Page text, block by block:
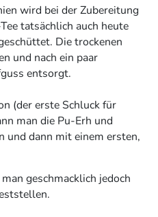
wird bei der Zubereitung
tatsächlich auch heute
Die trockenen
und nach ein paar
entsorgt.
(der erste Schluck für
man die Pu-Erh und
und dann mit einem ersten,
geschmacklich jedoch